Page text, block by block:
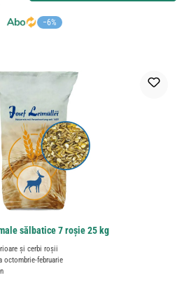
−6%
sălbatice 7 roșie 25 kg
și cerbi roșii
octombrie-februarie